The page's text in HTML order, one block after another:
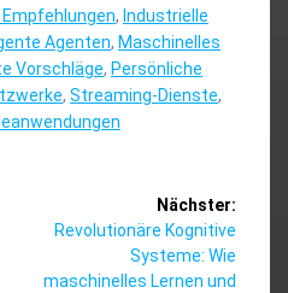
, Industrielle
Agenten, Maschinelles
Vorschläge, Persönliche
, Streaming-Dienste,
Nächster:
Nächster
Revolutionäre Kognitive
Systeme: Wie
maschinelles Lernen und